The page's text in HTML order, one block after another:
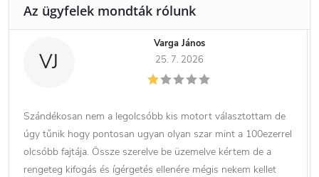
VJ
Varga János
25. 7. 2026
Szándékosan nem a legolcsóbb kis motort választottam de
úgy tűnik hogy pontosan ugyan olyan szar mint a 100ezerrel
olcsóbb fajtája. Össze szerelve be üzemelve kértem de a
rengeteg kifogás és ígérgetés ellenére mégis nekem kellet